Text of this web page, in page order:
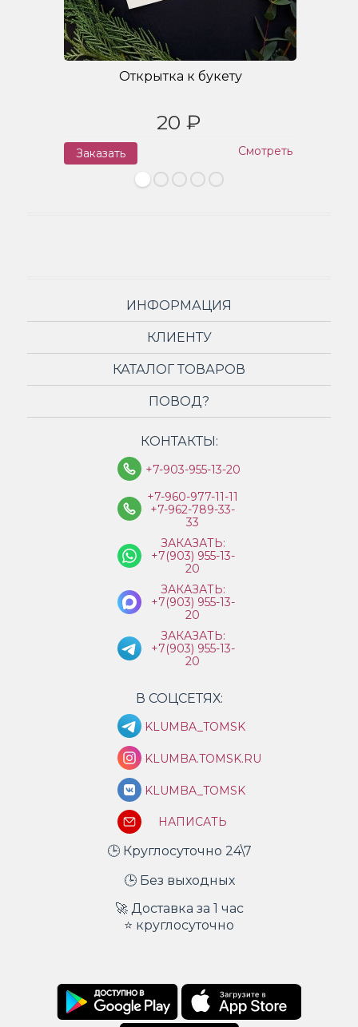
Открытка к букету
20 ₽
Заказать Смотреть
ИНФОРМАЦИЯ
КЛИЕНТУ
КАТАЛОГ ТОВАРОВ
ПОВОД?
КОНТАКТЫ:
+7-903-955-13-20
+7-960-977-11-11
+7-962-789-33-
33
ЗАКАЗАТЬ:
+7(903) 955-13-
20
ЗАКАЗАТЬ:
+7(903) 955-13-
20
ЗАКАЗАТЬ:
+7(903) 955-13-
20
В СОЦСЕТЯХ:
KLUMBA_TOMSK
KLUMBA.TOMSK.RU
KLUMBA_TOMSK
НАПИСАТЬ
🕒 Круглосуточно 24\7
🕒 Без выходных
🚀 Доставка за 1 час
⭐ круглосуточно